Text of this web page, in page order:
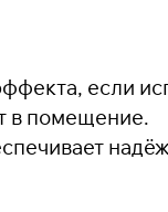
если
в помещение.